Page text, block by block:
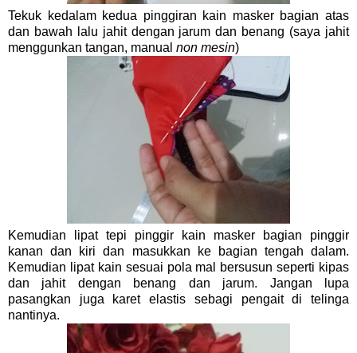
Tekuk kedalam kedua pinggiran kain masker bagian atas
dan bawah lalu jahit dengan jarum dan benang (saya jahit
menggunkan tangan, manual non mesin)
Kemudian lipat tepi pinggir kain masker bagian pinggir
kanan dan kiri dan masukkan ke bagian tengah dalam.
Kemudian lipat kain sesuai pola mal bersusun seperti kipas
dan jahit dengan benang dan jarum. Jangan lupa
pasangkan juga karet elastis sebagi pengait di telinga
nantinya.